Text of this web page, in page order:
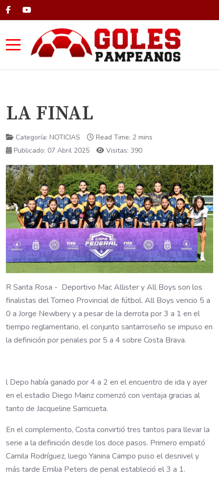
Mobile Menu Toggle
LA FINAL
Categoría: NOTICIAS
Read Time: 2 mins
Publicado: 07 Abril 2025
Visitas: 390
R Santa Rosa - Deportivo Mac Allister y All Boys son los
finalistas del Torneo Provincial de fútbol. All Boys vencio 5 a
0 a Jorge Newbery y a pesar de la derrota por 3 a 1 en el
tiempo reglamentario, el conjunto santarroseño se impuso en
la definición por penales por 5 a 4 sobre Costa Brava.
l Depo había ganado por 4 a 2 en el encuentro de ida y ayer
en el estadio Diego Mainz comenzó con ventaja gracias al
tanto de Jacqueline Sarricueta.
En el complemento, Costa convirtió tres tantos para llevar la
serie a la definición desde los doce pasos. Primero empató
Camila Rodríguez, luego Yanina Campo puso el desnivel y
más tarde Emilia Peters de penal estableció el 3 a 1.